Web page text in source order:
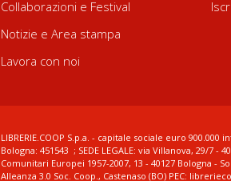
Collaborazioni e Festival
Notizie e Area stampa
Lavora con noi
LIBRERIE.COOP S.p.a. - capitale sociale euro 900.000
Bologna: 451543 ; SEDE LEGALE: via Villanova, 29/7 -
Comunitari Europei 1957-2007, 13 - 40127 Bologna
Alleanza 3.0 Soc. Coop., Castenaso (BO) PEC: